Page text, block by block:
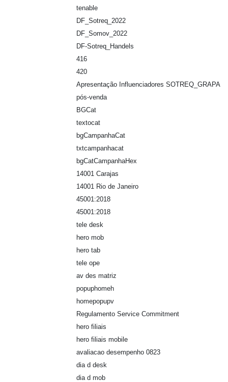
tenable
DF_Sotreq_2022
DF_Somov_2022
DF-Sotreq_Handels
416
420
Apresentação Influenciadores SOTREQ_GRAPA
pós-venda
BGCat
textocat
bgCampanhaCat
txtcampanhacat
bgCatCampanhaHex
14001 Carajas
14001 Rio de Janeiro
45001:2018
45001:2018
tele desk
hero mob
hero tab
tele ope
av des matriz
popuphomeh
homepopupv
Regulamento Service Commitment
hero filiais
hero filiais mobile
avaliacao desempenho 0823
dia d desk
dia d mob